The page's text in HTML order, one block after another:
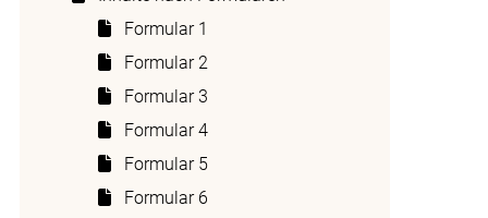
Formular 1
Formular 2
Formular 3
Formular 4
Formular 5
Formular 6
tatsächlichen Verhältnisse zu fällen
(REICH/VON AH in ZWEIFEL/BEUSCH
(Hrsg.), Art. 18 DBG, N 48).
1.2 Zuordnung von
Kunstgegenständen zum
Privat – oder